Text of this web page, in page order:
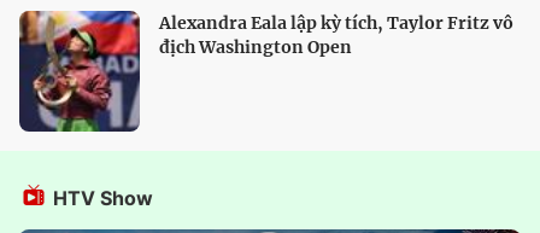
Alexandra Eala lập kỳ tích, Taylor Fritz vô
địch Washington Open
HTV Show